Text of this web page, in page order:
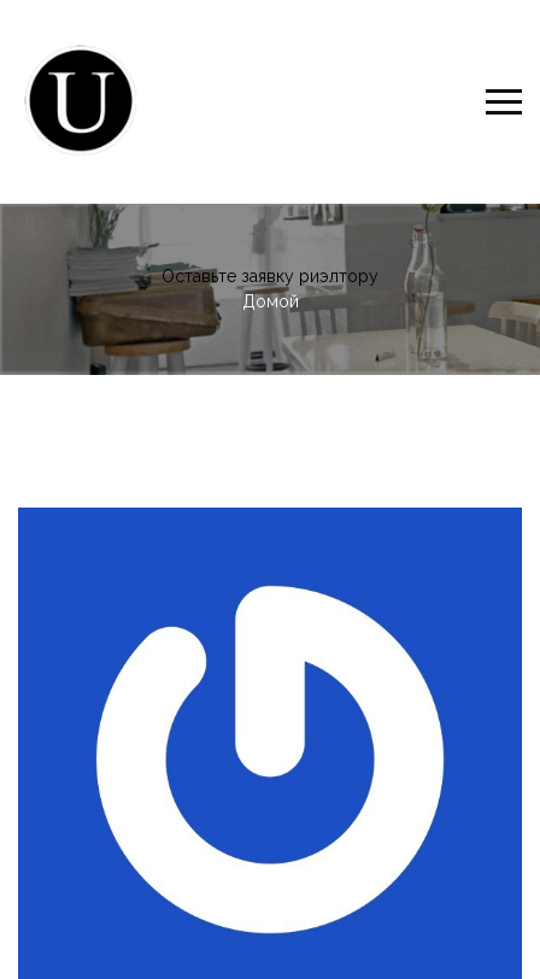
Оставьте заявку риэлтору
Домой